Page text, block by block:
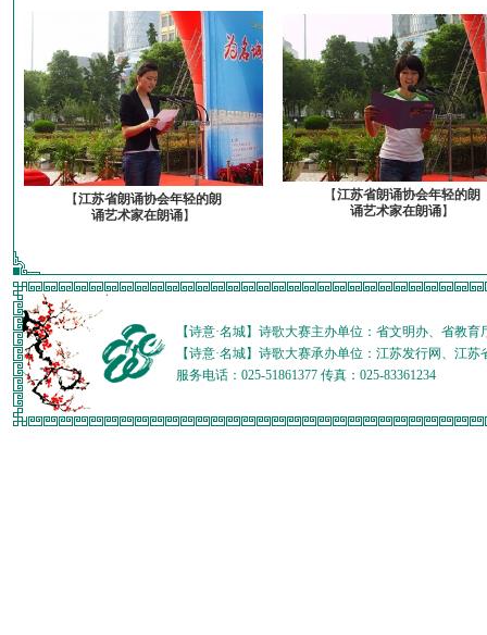
【江苏省朗诵协会年轻的朗
诵艺术家在朗诵】
【江苏省朗诵协会年轻的朗
诵艺术家在朗诵】
【诗意·名城】诗歌大赛主办单位：省文明办、省教
【诗意·名城】诗歌大赛承办单位：江苏发行网、江
服务电话：025-51861377 传真：025-83361234